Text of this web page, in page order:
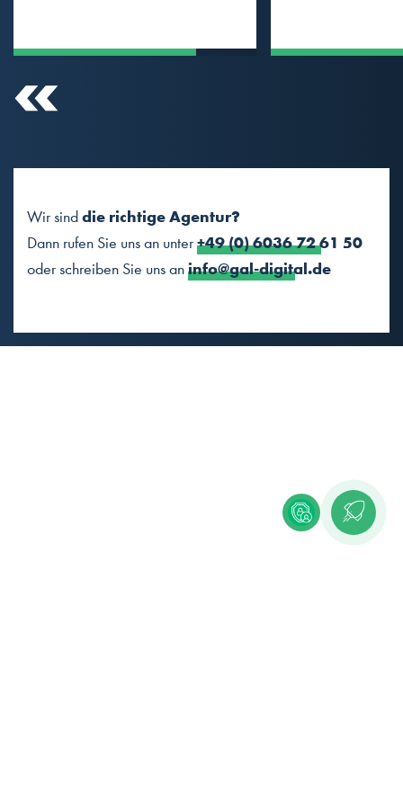
Wir sinddie richtige Agentur?
Dann rufen Sie uns an unter+49 (0) 6036 72 61 50
oder schreiben Sie uns aninfo@gal-digital.de